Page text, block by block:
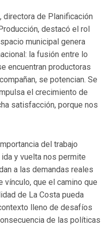
directora de Planificación
destacó el rol
municipal genera
la fusión entre lo
encuentran productoras
se potencian. Se
el crecimiento de
satisfacción, porque nos
del trabajo
y vuelta nos permite
a las demandas reales
vínculo, que el camino que
de La Costa pueda
lleno de desafíos
de las políticas